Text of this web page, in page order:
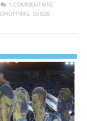
1 COMMENTAIRE
, SUISSE